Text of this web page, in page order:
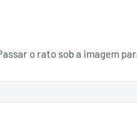
o rato sob a imagem